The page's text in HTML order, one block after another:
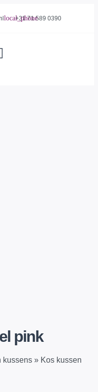
+31 71 589 0390
pink
kussens » Kos kussen